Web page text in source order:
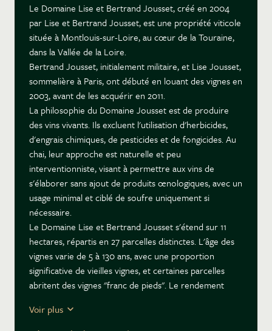
Le Domaine Lise et Bertrand Jousset, créé en 2004
par Lise et Bertrand Jousset, est une propriété viticole
située à Montlouis-sur-Loire, au cœur de la Touraine,
dans la Vallée de la Loire.
Bertrand Jousset, initialement militaire, et Lise Jousset,
sommelière à Paris, ont débuté en louant des vignes en
2003, avant de les acquérir en 2011.
La philosophie du Domaine Jousset est de produire
des vins vivants. Ils excluent l'utilisation d'herbicides,
d'engrais chimiques, de pesticides et de fongicides. Au
chai, leur approche est naturelle et peu
interventionniste, visant à permettre aux vins de
s'élaborer sans ajout de produits œnologiques, avec un
usage minimal et ciblé de soufre uniquement si
nécessaire.
Le Domaine Lise et Bertrand Jousset s'étend sur 11
hectares, répartis en 27 parcelles distinctes. L'âge des
vignes varie de 5 à 130 ans, avec une proportion
significative de vieilles vignes, et certaines parcelles
abritent des vignes "franc de pieds". Le rendement
Les sols sont principalement argilo-calcaires et sable à
Voir plus